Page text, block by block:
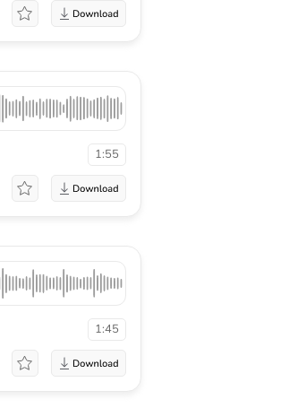
1:55
1:45